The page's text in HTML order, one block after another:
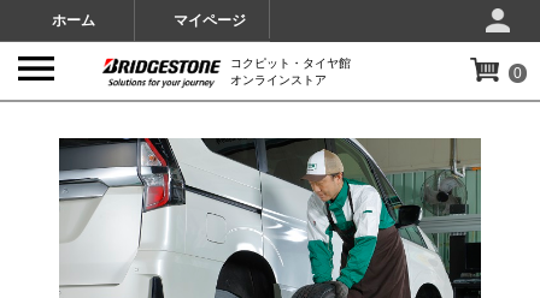
ホーム マイページ
コクピット・タイヤ館
オンラインストア
0